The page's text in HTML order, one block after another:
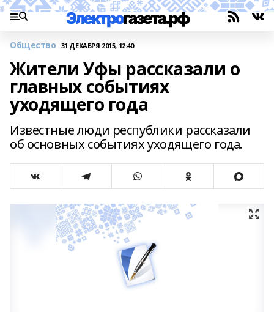
Общество 31 ДЕКАБРЯ 2015, 12:40
Жители Уфы рассказали о
главных событиях
уходящего года
Известные люди республики рассказали
об основных событиях уходящего года.